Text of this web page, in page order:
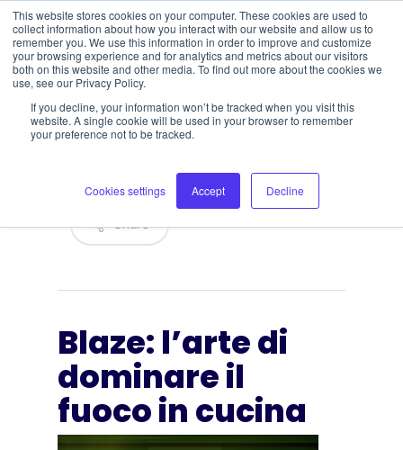
This website stores cookies on your computer. These cookies are used to
collect information about how you interact with our website and allow us to
remember you. We use this information in order to improve and customize
your browsing experience and for analytics and metrics about our visitors
both on this website and other media. To find out more about the cookies we
use, see our Privacy Policy.
If you decline, your information won’t be tracked when you visit this
website. A single cookie will be used in your browser to remember
your preference not to be tracked.
Cookies settings Accept Decline
Open toolbar
Blaze: l’arte di
dominare il fuoco
in cucina
Share
Blaze: l’arte di
dominare il
fuoco in cucina